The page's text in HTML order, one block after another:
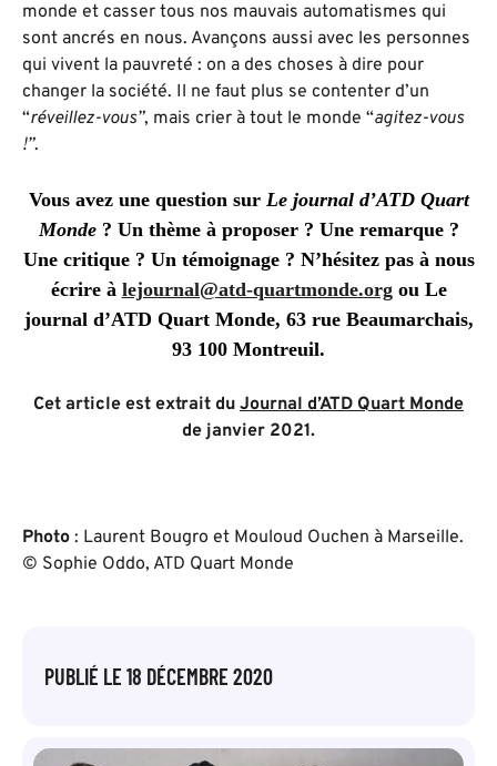
PUBLIÉ LE 18 DÉCEMBRE 2020
monde et casser tous nos mauvais automatismes qui
sont ancrés en nous. Avançons aussi avec les personnes
qui vivent la pauvreté : on a des choses à dire pour
changer la société. Il ne faut plus se contenter d’un
“réveillez-vous”, mais crier à tout le monde “agitez-vous
!”.
Vous avez une question sur Le journal d’ATD Quart
Monde? Un thème à proposer ? Une remarque ?
Une critique ? Un témoignage ? N’hésitez pas à nous
écrire à lejournal@atd-quartmonde.orgou Le
journal d’ATD Quart Monde, 63 rue Beaumarchais,
93 100 Montreuil.
Cet article est extrait du Journal d’ATD Quart Monde
de janvier 2021.
Photo : Laurent Bougro et Mouloud Ouchen à Marseille.
© Sophie Oddo, ATD Quart Monde